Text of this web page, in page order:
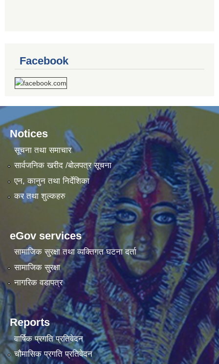
Facebook
Notices
सूचना तथा समाचार
सार्वजनिक खरीद /बोलपत्र सूचना
एन, कानुन तथा निर्देशिका
कर तथा शुल्कहरु
eGov services
सामाजिक सुरक्षा तथा व्यक्तिगत घटना दर्ता
सामाजिक सुरक्षा
नागरिक वडापत्र
Reports
वार्षिक प्रगति प्रतिवेदन
चौमासिक प्रगति प्रतिवेदन